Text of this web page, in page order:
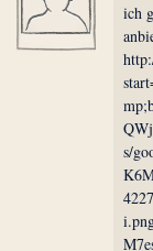
ich
s/